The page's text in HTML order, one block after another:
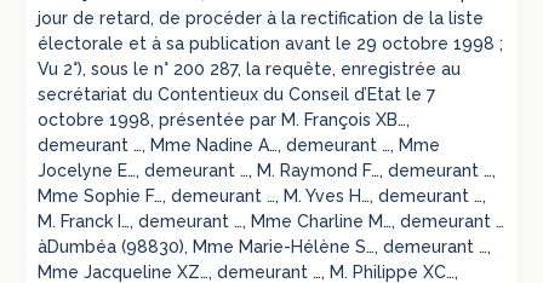
jour de retard, de procéder à la rectification de la liste
électorale et à sa publication avant le 29 octobre 1998 ;
Vu 2°), sous le n° 200 287, la requête, enregistrée au
secrétariat du Contentieux du Conseil d’Etat le 7
octobre 1998, présentée par M. François XB…,
demeurant …, Mme Nadine A…, demeurant …, Mme
Jocelyne E…, demeurant …, M. Raymond F…, demeurant …,
Mme Sophie F…, demeurant …, M. Yves H…, demeurant …,
M. Franck I…, demeurant …, Mme Charline M…, demeurant …
àDumbéa (98830), Mme Marie-Hélène S…, demeurant …,
Mme Jacqueline XZ…, demeurant …, M. Philippe XC…,